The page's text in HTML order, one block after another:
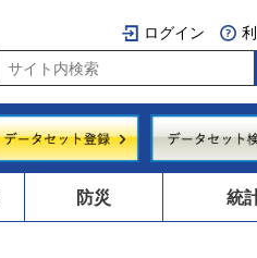
ログイン
防災 統